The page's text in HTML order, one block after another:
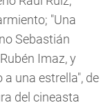
"Una
Sebastián
Imaz, y
una estrella", de
del cineasta